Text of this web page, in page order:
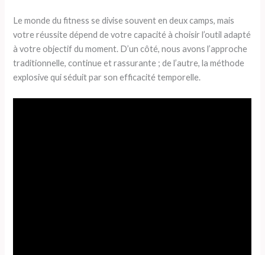
Le monde du fitness se divise souvent en deux camps, mais
votre réussite dépend de votre capacité à choisir l’outil adapté
à votre objectif du moment. D’un côté, nous avons l’approche
traditionnelle, continue et rassurante ; de l’autre, la méthode
explosive qui séduit par son efficacité temporelle.